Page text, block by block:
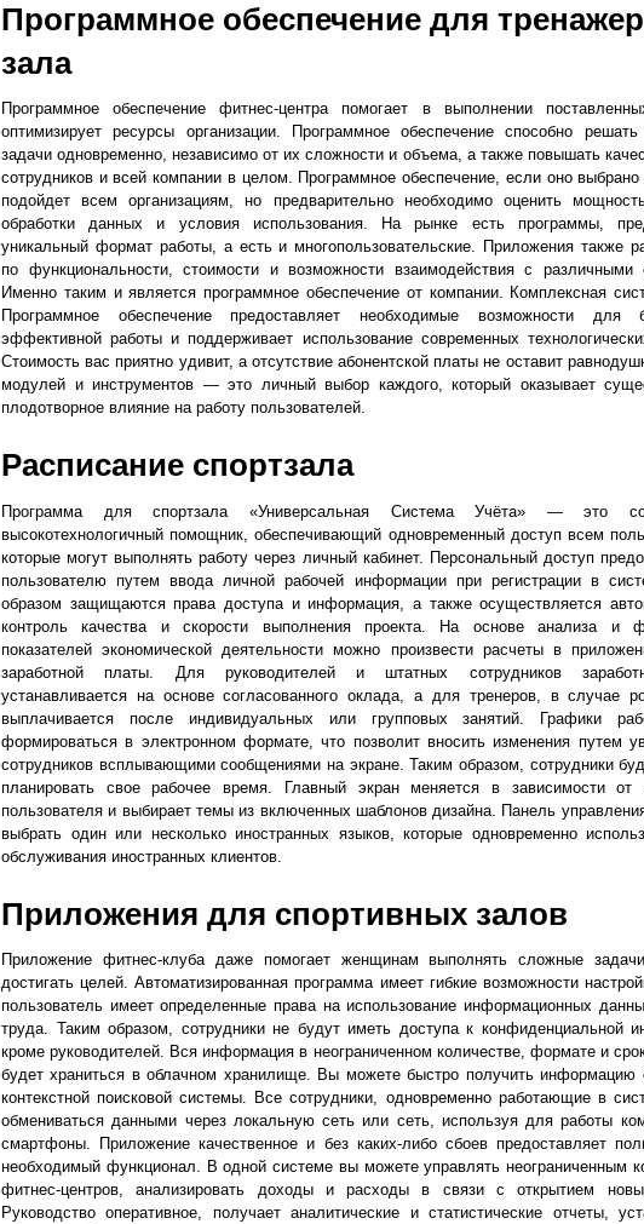
Программное обеспечение для
зала
Программное обеспечение фитнес-центра помогает в выполнении
оптимизирует ресурсы организации. Программное обеспечение способно
задачи одновременно, независимо от их сложности и объема, а также повышать
сотрудников и всей компании в целом. Программное обеспечение, если оно выбрано
подойдет всем организациям, но предварительно необходимо оценить
обработки данных и условия использования. На рынке есть программы,
уникальный формат работы, а есть и многопользовательские. Приложения также
по функциональности, стоимости и возможности взаимодействия с различными
Именно таким и является программное обеспечение от компании. Комплексная
Программное обеспечение предоставляет необходимые возможности для
эффективной работы и поддерживает использование современных
Стоимость вас приятно удивит, а отсутствие абонентской платы не оставит
модулей и инструментов — это личный выбор каждого, который оказывает
плодотворное влияние на работу пользователей.
Расписание спортзала
Программа для спортзала «Универсальная Система Учёта» — это
высокотехнологичный помощник, обеспечивающий одновременный доступ всем
которые могут выполнять работу через личный кабинет. Персональный доступ
пользователю путем ввода личной рабочей информации при регистрации в
образом защищаются права доступа и информация, а также осуществляется
контроль качества и скорости выполнения проекта. На основе анализа и
показателей экономической деятельности можно произвести расчеты в
заработной платы. Для руководителей и штатных сотрудников
устанавливается на основе согласованного оклада, а для тренеров, в случае
выплачивается после индивидуальных или групповых занятий. Графики
формироваться в электронном формате, что позволит вносить изменения путем
сотрудников всплывающими сообщениями на экране. Таким образом, сотрудники
планировать свое рабочее время. Главный экран меняется в зависимости от
пользователя и выбирает темы из включенных шаблонов дизайна. Панель
выбрать один или несколько иностранных языков, которые одновременно
обслуживания иностранных клиентов.
Приложения для спортивных залов
Приложение фитнес-клуба даже помогает женщинам выполнять сложные
достигать целей. Автоматизированная программа имеет гибкие возможности
пользователь имеет определенные права на использование информационных
труда. Таким образом, сотрудники не будут иметь доступа к конфиденциальной
кроме руководителей. Вся информация в неограниченном количестве, формате и
будет храниться в облачном хранилище. Вы можете быстро получить
контекстной поисковой системы. Все сотрудники, одновременно работающие в
обмениваться данными через локальную сеть или сеть, используя для работы
смартфоны. Приложение качественное и без каких-либо сбоев предоставляет
необходимый функционал. В одной системе вы можете управлять неограниченным
фитнес-центров, анализировать доходы и расходы в связи с открытием
Руководство оперативное, получает аналитические и статистические отчеты,